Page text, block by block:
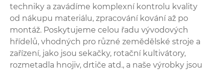
techniky a zavádíme komplexní kontrolu kvality
od nákupu materiálu, zpracování kování až po
montáž. Poskytujeme celou řadu vývodových
hřídelů, vhodných pro různé zemědělské stroje a
zařízení, jako jsou sekačky, rotační kultivátory,
rozmetadla hnojiv, drtiče atd., a naše výrobky jsou